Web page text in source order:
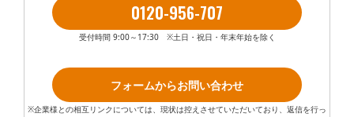
0120-956-707
受付時間 9:00～17:30 ※土日・祝日・年末年始を除く
フォームからお問い合わせ
※企業様との相互リンクについては、現状は控えさせていただいており、返信を行っ